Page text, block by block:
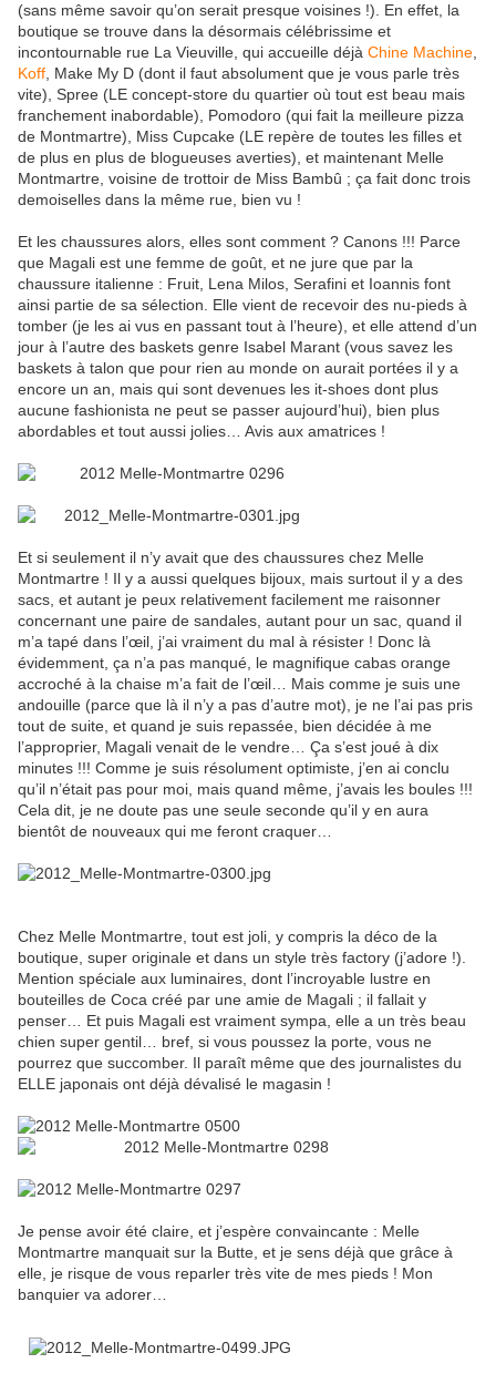
(sans même savoir qu’on serait presque voisines !). En effet, la
boutique se trouve dans la désormais célébrissime et
incontournable rue La Vieuville, qui accueille déjà Chine Machine
Koff , Make My D (dont il faut absolument que je vous parle très
vite), Spree (LE concept-store du quartier où tout est beau mais
franchement inabordable), Pomodoro (qui fait la meilleure pizza
de Montmartre), Miss Cupcake (LE repère de toutes les filles et
de plus en plus de blogueuses averties), et maintenant Melle
Montmartre, voisine de trottoir de Miss Bambû ; ça fait donc trois
demoiselles dans la même rue, bien vu !
Et les chaussures alors, elles sont comment ? Canons !!! Parce
que Magali est une femme de goût, et ne jure que par la
chaussure italienne : Fruit, Lena Milos, Serafini et Ioannis font
ainsi partie de sa sélection. Elle vient de recevoir des nu-pieds à
tomber (je les ai vus en passant tout à l’heure), et elle attend d’un
jour à l’autre des baskets genre Isabel Marant (vous savez les
baskets à talon que pour rien au monde on aurait portées il y a
encore un an, mais qui sont devenues les it-shoes dont plus
aucune fashionista ne peut se passer aujourd’hui), bien plus
abordables et tout aussi jolies… Avis aux amatrices !
Et si seulement il n’y avait que des chaussures chez Melle
Montmartre ! Il y a aussi quelques bijoux, mais surtout il y a des
sacs, et autant je peux relativement facilement me raisonner
concernant une paire de sandales, autant pour un sac, quand il
m’a tapé dans l’œil, j’ai vraiment du mal à résister ! Donc là
évidemment, ça n’a pas manqué, le magnifique cabas orange
accroché à la chaise m’a fait de l’œil… Mais comme je suis une
andouille (parce que là il n’y a pas d’autre mot), je ne l’ai pas pris
tout de suite, et quand je suis repassée, bien décidée à me
l’approprier, Magali venait de le vendre… Ça s’est joué à dix
minutes !!! Comme je suis résolument optimiste, j’en ai conclu
qu’il n’était pas pour moi, mais quand même, j’avais les boules !!!
Cela dit, je ne doute pas une seule seconde qu’il y en aura
bientôt de nouveaux qui me feront craquer…
Chez Melle Montmartre, tout est joli, y compris la déco de la
boutique, super originale et dans un style très factory (j’adore !).
Mention spéciale aux luminaires, dont l’incroyable lustre en
bouteilles de Coca créé par une amie de Magali ; il fallait y
penser… Et puis Magali est vraiment sympa, elle a un très beau
chien super gentil… bref, si vous poussez la porte, vous ne
pourrez que succomber. Il paraît même que des journalistes du
ELLE japonais ont déjà dévalisé le magasin !
Je pense avoir été claire, et j’espère convaincante : Melle
Montmartre manquait sur la Butte, et je sens déjà que grâce à
elle, je risque de vous reparler très vite de mes pieds ! Mon
banquier va adorer…